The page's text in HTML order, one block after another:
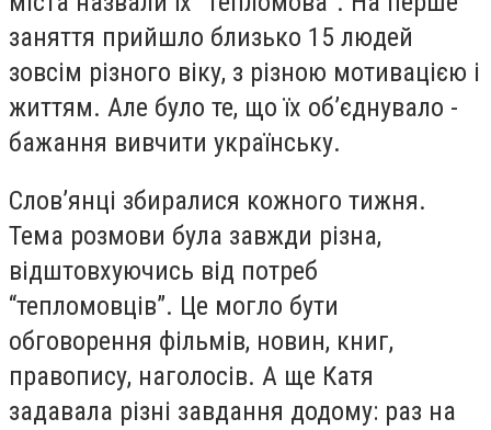
заняття прийшло близько 15 людей
зовсім різного віку, з різною мотивацією і
життям. Але було те, що їх об’єднувало -
бажання вивчити українську.
Слов’янці збиралися кожного тижня.
Тема розмови була завжди різна,
відштовхуючись від потреб
“тепломовців”. Це могло бути
обговорення фільмів, новин, книг,
правопису, наголосів. А ще Катя
задавала різні завдання додому: раз на